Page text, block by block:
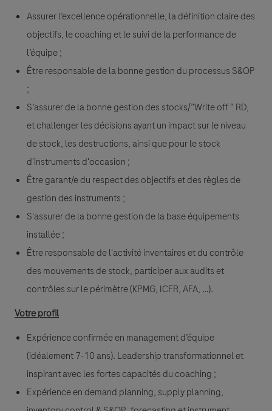
Assurer l’excellence opérationnelle, la définition claire des
objectifs, le coaching et le suivi de la performance de
l’équipe ;
Être responsable de la bonne gestion du processus S&OP
;
S’assurer de la bonne gestion des stocks/”Write off “ RD,
et challenger les décisions ayant un impact sur le niveau
de stock, les destructions, ainsi que pour le stock
d'instruments d'occasion ;
Être garant/e du respect des objectifs et des règles de
gestion des instruments ;
S'assurer de la bonne gestion de la base équipements
installée ;
Être responsable de l'activité inventaires et du contrôle
des mouvements de stock, participer aux audits et
contrôles sur le périmètre (KPMG, ICFR, AFA, …).
Votre profil
Expérience confirmée en management d’équipe
(idéalement 7-10 ans). Leadership transformationnel et
inspirant avec les fortes capacités du coaching ;
Expérience en demand planning, supply planning,